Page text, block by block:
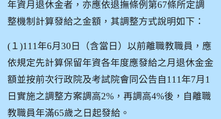
年資月退休金者，亦應依退撫條例第67條所定調
整機制計算發給之金額，其調整方式說明如下：
(１)111年6月30日（含當日）以前離職教職員，應
依規定先計算保留年資各年度應發給之月退休金金
額並按前次行政院及考試院會同公告自111年7月1
日實施之調整方案調高2%，再調高4%後，自離職
教職員年滿65歲之日起發給。